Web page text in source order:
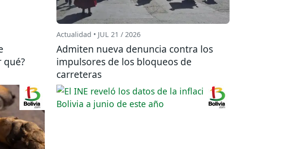
qué?
Actualidad • JUL 21 / 2026
Admiten nueva denuncia contra los
impulsores de los bloqueos de
carreteras